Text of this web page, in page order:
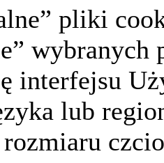
pliki
interfejsu
lub